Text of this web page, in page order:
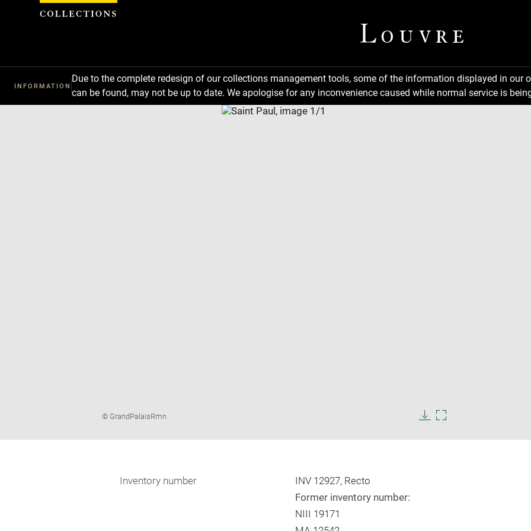
INFORMATION
Due to the complete redesign of our collections management tools, some of the information displayed in
can be found, may not be up to date. We apologise for any inconvenience caused while normal service is
new
Image
© GrandPalaisRmn
imageimage
Inventory number
INV 12927, Recto
Former inventory number:
NIII 19171
Cookies management panel